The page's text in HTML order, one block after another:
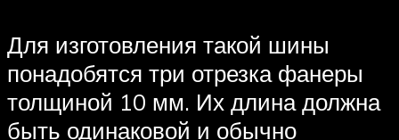
Для изготовления такой шины
понадобятся три отрезка фанеры
толщиной 10 мм. Их длина должна
быть одинаковой и обычно